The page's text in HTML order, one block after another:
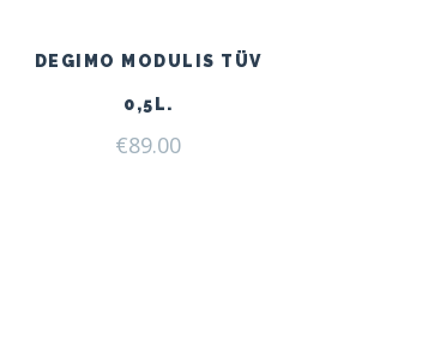
DEGIMO MODULIS TÜV
0,5L.
€89.00